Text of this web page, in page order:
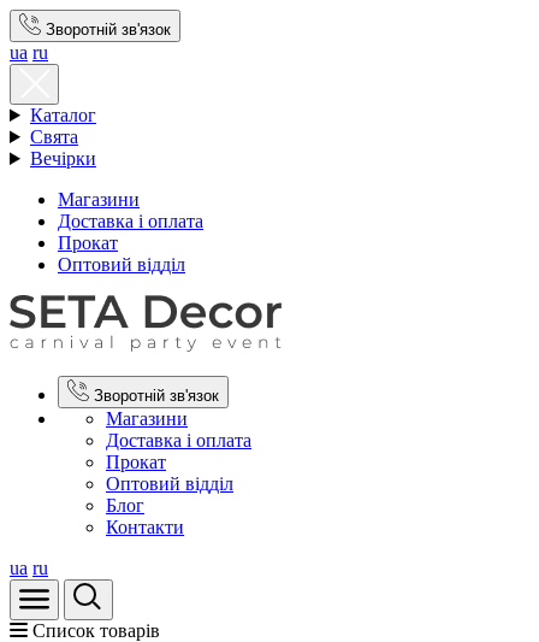
Зворотній зв'язок
ua ru
Каталог
Свята
Вечірки
Магазини
Доставка і оплата
Прокат
Оптовий відділ
Зворотній зв'язок
Магазини
Доставка і оплата
Прокат
Оптовий відділ
Блог
Контакти
ua ru
Список товарів